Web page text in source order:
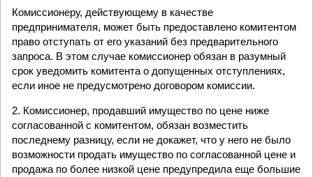
Комиссионеру, действующему в качестве
предпринимателя, может быть предоставлено комитентом
право отступать от его указаний без предварительного
запроса. В этом случае комиссионер обязан в разумный
срок уведомить комитента о допущенных отступлениях,
если иное не предусмотрено договором комиссии.
2. Комиссионер, продавший имущество по цене ниже
согласованной с комитентом, обязан возместить
последнему разницу, если не докажет, что у него не было
возможности продать имущество по согласованной цене и
продажа по более низкой цене предупредила еще большие